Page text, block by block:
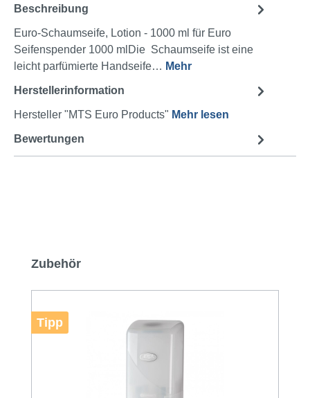
Beschreibung
Euro-Schaumseife, Lotion - 1000 ml für Euro
Seifenspender 1000 mlDie Schaumseife ist eine
leicht parfümierte Handseife… Mehr
Herstellerinformation
Hersteller "MTS Euro Products" Mehr lesen
Bewertungen
Produktgalerie überspringen
Zubehör
Tipp